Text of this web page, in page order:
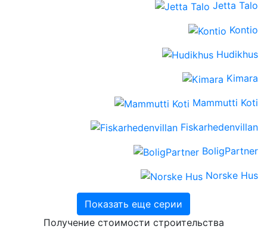
Jetta Talo
Kontio
Hudikhus
Kimara
Mammutti Koti
Fiskarhedenvillan
BoligPartner
Norske Hus
Показать еще серии
Получение стоимости строительства